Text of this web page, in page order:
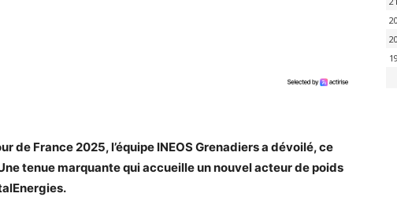
de France 2025, l’équipe INEOS Grenadiers a dévoilé, ce
tenue marquante qui accueille un nouvel acteur de poids